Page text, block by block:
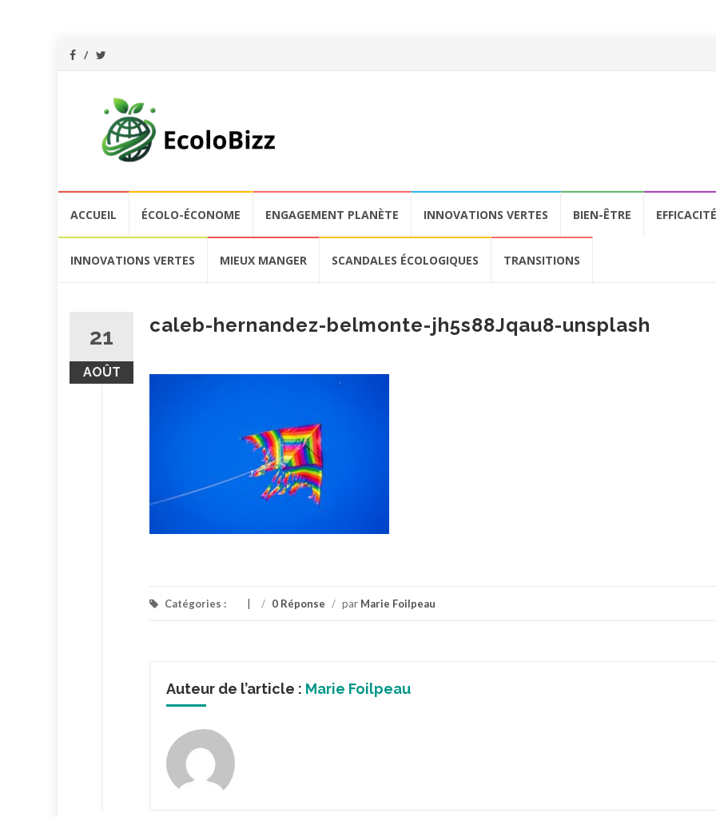
contenu
ACCUEIL ÉCOLO-ÉCONOME ENGAGEMENT PLANÈTE INNOVATIONS VERTES BIEN-ÊTRE
INNOVATIONS VERTES MIEUX MANGER SCANDALES ÉCOLOGIQUES TRANSITIONS
21
AOÛT
caleb-hernandez-belmonte-jh5s88Jqau8-unsplash
Catégories : / 0 Réponse / par Marie Foilpeau
Auteur de l’article : Marie Foilpeau